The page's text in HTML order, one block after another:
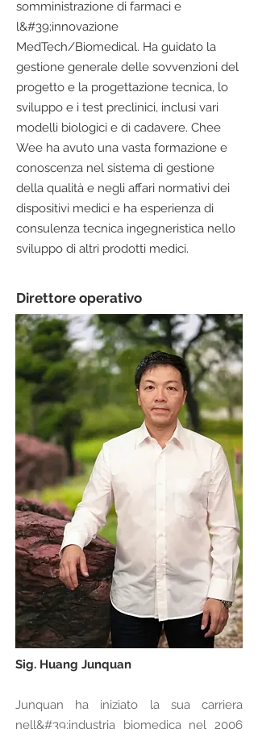
somministrazione di farmaci e
l&#39;innovazione
MedTech/Biomedical. Ha guidato la
gestione generale delle sovvenzioni del
progetto e la progettazione tecnica, lo
sviluppo e i test preclinici, inclusi vari
modelli biologici e di cadavere. Chee
Wee ha avuto una vasta formazione e
conoscenza nel sistema di gestione
della qualità e negli affari normativi dei
dispositivi medici e ha esperienza di
consulenza tecnica ingegneristica nello
sviluppo di altri prodotti medici.
Direttore operativo
Sig. Huang Junquan
Junquan ha iniziato la sua carriera
nell&#39;industria biomedica nel 2006